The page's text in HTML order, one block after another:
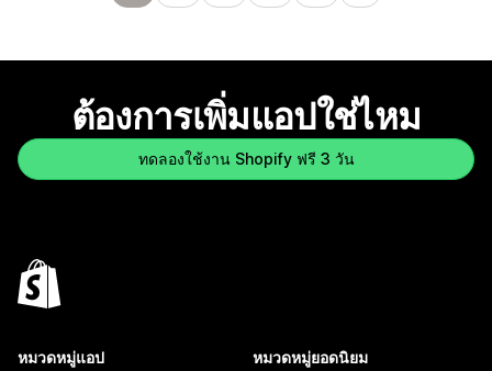
ต้องการเพิ่มแอปใช่ไหม
ทดลองใช้งาน Shopify ฟรี 3 วัน
หมวดหมู่แอป หมวดหมู่ยอดนิยม